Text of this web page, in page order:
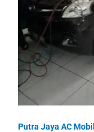
Putra Jaya AC Mobil